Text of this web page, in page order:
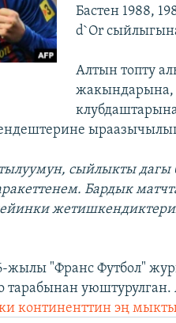
Бастен 1988,
d`Or
Алтын топту
жакындарына,
сыйлыкты
Бардык
жылы "Франс Футбол"
тарабынан
континенттин эң